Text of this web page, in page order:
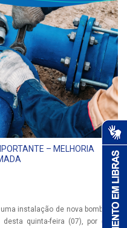
– MELHORIA
instalação de nova bomba na
quinta-feira (07), por esse